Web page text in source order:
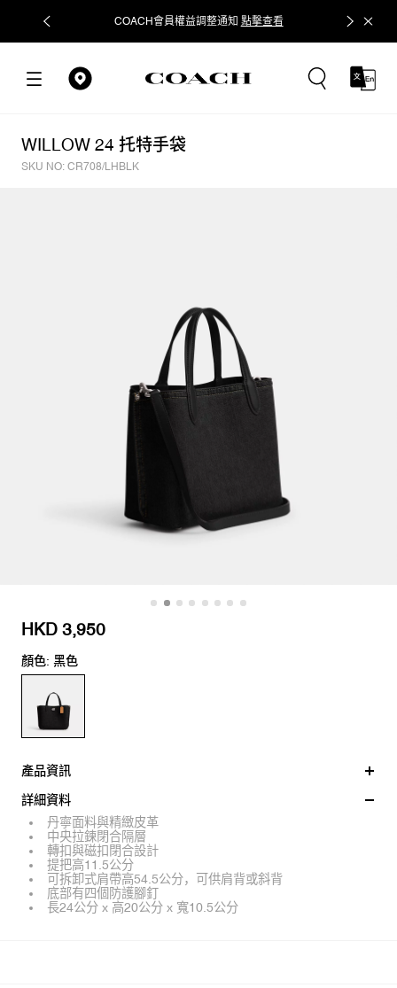
COACH會員權益調整通知 點擊查看 立即追蹤
WILLOW 24 托特手袋
SKU NO: CR708/LHBLK
HKD 3,950
顏色: 黑色
產品資訊
詳細資料
丹寧面料與精緻皮革
中央拉鍊閉合隔層
轉扣與磁扣閉合設計
提把高11.5公分
可拆卸式肩帶高54.5公分，可供肩背或斜背
底部有四個防護腳釘
長24公分 x 高20公分 x 寬10.5公分